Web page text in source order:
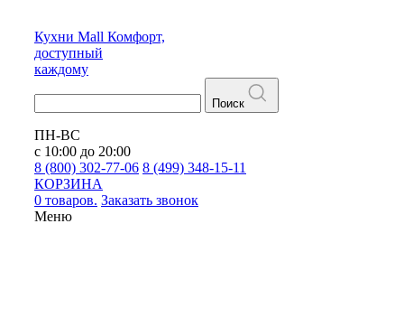
Кухни Mall Комфорт,
доступный
каждому
Поиск
ПН-ВС
с 10:00 до 20:00
8 (800) 302-77-06 8 (499) 348-15-11
КОРЗИНА
0 товаров. Заказать звонок
Меню